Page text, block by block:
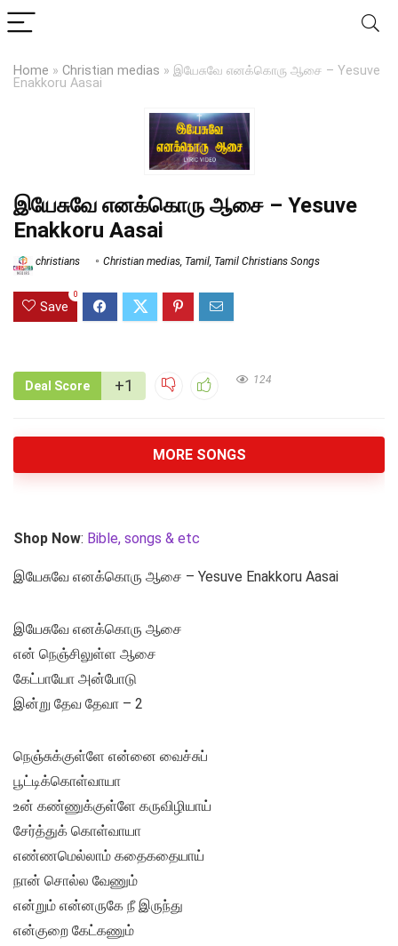
Home » Christian medias » இயேசுவே எனக்கொரு ஆசை – Yesuve
Enakkoru Aasai
இயேசுவே எனக்கொரு ஆசை – Yesuve
Enakkoru Aasai
christians Christian medias Tamil Tamil Christians Songs
Save
0
Deal Score +1 124
MORE SONGS
Shop Now: Bible, songs & etc
இயேசுவே எனக்கொரு ஆசை – Yesuve Enakkoru Aasai
இயேசுவே எனக்கொரு ஆசை
என் நெஞ்சிலுள்ள ஆசை
கேட்பாயோ அன்போடு
இன்று தேவ தேவா – 2
நெஞ்சுக்குள்ளே என்னை வைச்சுப்
பூட்டிக்கொள்வாயா
உன் கண்ணுக்குள்ளே கருவிழியாய்
சேர்த்துக் கொள்வாயா
எண்ணமெல்லாம் கதைகதையாய்
நான் சொல்ல வேணும்
என்றும் என்னருகே நீ இருந்து
என்குறை கேட்கணும்